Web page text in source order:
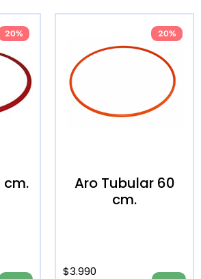
20%
cm.
20%
Aro Tubular 60
cm.
$3.990